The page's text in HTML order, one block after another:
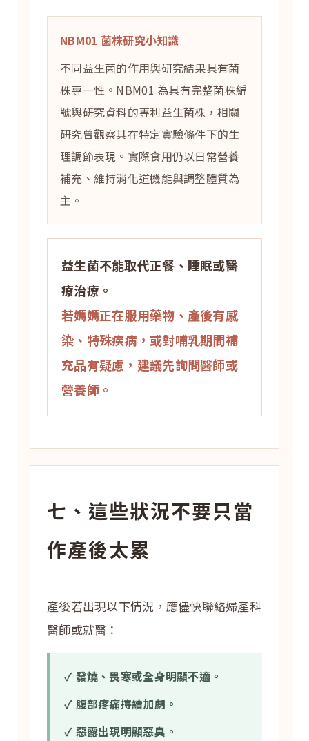
NBM01 菌株研究小知識
不同益生菌的作用與研究結果具有菌
株專一性。NBM01 為具有完整菌株編
號與研究資料的專利益生菌株，相關
研究曾觀察其在特定實驗條件下的生
理調節表現。實際食用仍以日常營養
補充、維持消化道機能與調整體質為
主。
益生菌不能取代正餐、睡眠或醫
療治療。
若媽媽正在服用藥物、產後有感
染、特殊疾病，或對哺乳期間補
充品有疑慮，建議先詢問醫師或
營養師。
七、這些狀況不要只當
作產後太累
產後若出現以下情況，應儘快聯絡婦產科
醫師或就醫：
✓ 發燒、畏寒或全身明顯不適。
✓ 腹部疼痛持續加劇。
✓ 惡露出現明顯惡臭。